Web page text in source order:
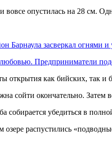
вовсе опустилась на 28 см.
Барнаула засверкал огнями
Предприниматели
открытия как бийских, так и
сойти окончательно. Затем
собирается убедиться в
озере распустились